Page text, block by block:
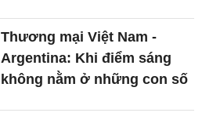
Thương mại Việt Nam -
Argentina: Khi điểm sáng
không nằm ở những con số